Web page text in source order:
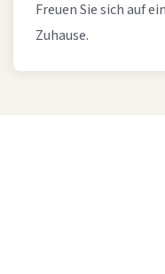
Freuen Sie sich auf
Zuhause.